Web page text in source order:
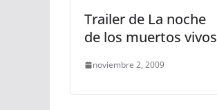
Trailer de La noche
de los muertos vivos
noviembre 2, 2009